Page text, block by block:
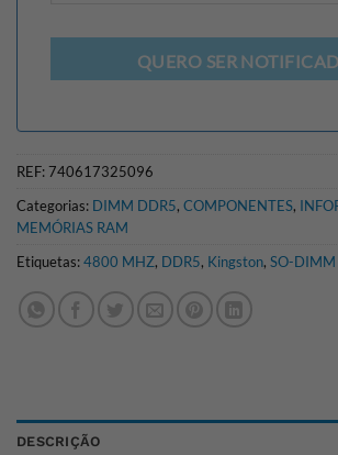
QUERO SER
REF:740617325096
Categorias: DIMM DDR5, COMPONENTES,
MEMÓRIAS RAM
Etiquetas:4800 MHZ, DDR5, Kingston, SO-DIMM
DESCRIÇÃO